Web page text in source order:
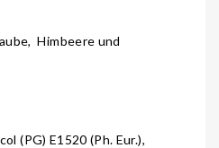
Himbeere und
(PG) E1520 (Ph. Eur.),